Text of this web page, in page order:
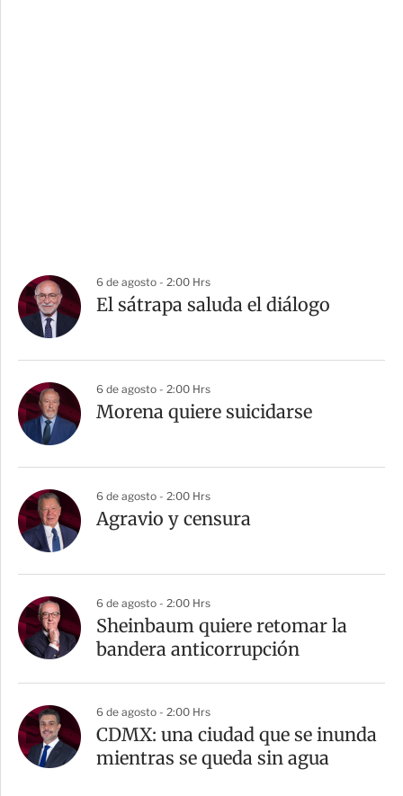
6 de agosto - 2:00 Hrs
El sátrapa saluda el diálogo
6 de agosto - 2:00 Hrs
Morena quiere suicidarse
6 de agosto - 2:00 Hrs
Agravio y censura
6 de agosto - 2:00 Hrs
Sheinbaum quiere retomar la
bandera anticorrupción
6 de agosto - 2:00 Hrs
CDMX: una ciudad que se inunda
mientras se queda sin agua